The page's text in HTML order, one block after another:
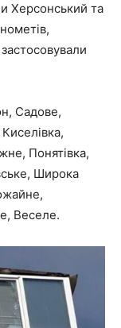
Херсонський та
Садове,
Понятівка,
Широка
Веселе.